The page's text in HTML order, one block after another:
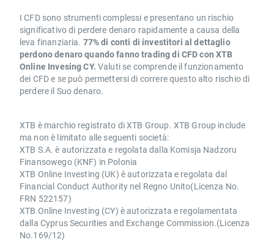
I CFD sono strumenti complessi e presentano un rischio
significativo di perdere denaro rapidamente a causa della
leva finanziaria. 77% di conti di investitori al dettaglio
perdono denaro quando fanno trading di CFD con XTB
Online Invesing CY. Valuti se comprende il funzionamento
dei CFD e se può permettersi di correre questo alto rischio di
perdere il Suo denaro.
XTB è marchio registrato di XTB Group. XTB Group include
ma non è limitato alle seguenti società:
XTB S.A. è autorizzata e regolata dalla Komisja Nadzoru
Finansowego (KNF) in Polonia
XTB Online Investing (UK) è autorizzata e regolata dal
Financial Conduct Authority nel Regno Unito(Licenza No.
FRN 522157)
XTB Online Investing (CY) è autorizzata e regolamentata
dalla Cyprus Securities and Exchange Commission.(Licenza
No.169/12)